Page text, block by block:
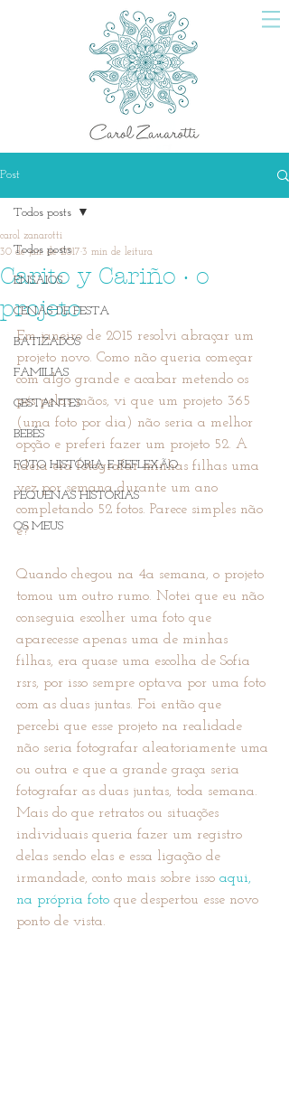
Post
Todos posts
ENSAIOS
CENAS DE FESTA
BATIZADOS
FAMILIAS
GESTANTES
BEBÊS
FOTO HISTÓRIA E REFLEXÃO
PEQUENAS HISTÓRIAS
OS MEUS
Todos posts
Carito y Cariño · o
projeto
carol zanarotti
30 de jan. de 2017 3 min de leitura
Em janeiro de 2015 resolvi abraçar um
projeto novo. Como não queria começar
com algo grande e acabar metendo os
pés pelas mãos, vi que um projeto 365
(uma foto por dia) não seria a melhor
opção e preferi fazer um projeto 52. A
idéia era fotografar minhas filhas uma
vez por semana durante um ano
completando 52 fotos. Parece simples não
é?
Quando chegou na 4a semana, o projeto
tomou um outro rumo. Notei que eu não
conseguia escolher uma foto que
aparecesse apenas uma de minhas
filhas, era quase uma escolha de Sofia
rsrs, por isso sempre optava por uma foto
com as duas juntas. Foi então que
percebi que esse projeto na realidade
não seria fotografar aleatoriamente uma
ou outra e que a grande graça seria
fotografar as duas juntas, toda semana.
Mais do que retratos ou situações
individuais queria fazer um registro
delas sendo elas e essa ligação de
irmandade, conto mais sobre isso aqui,
na própria foto que despertou esse novo
ponto de vista.